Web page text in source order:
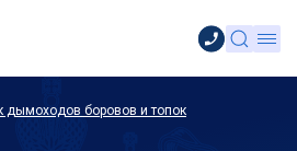
дымоходов боровов и топок